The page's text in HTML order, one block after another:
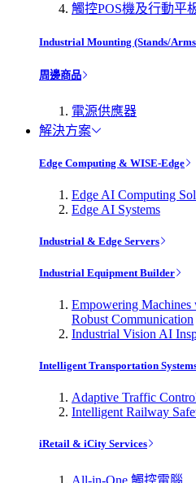
觸控POS機及行動平
Industrial Mounting (Stands/
周邊商品
電源供應器
解決方案
Edge Computing & WISE-Edge
Edge AI Computing
Edge AI Systems
Industrial & Edge Servers
Industrial Equipment Builder
Empowering
Robust Communication
Industrial Vision AI
Intelligent Transportation
Adaptive Traffic
Intelligent Railway
iRetail & iCity Services
All-in-One 觸控電腦